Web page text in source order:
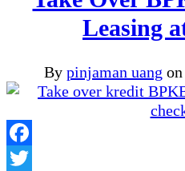
Leasing
By pinjaman uang on